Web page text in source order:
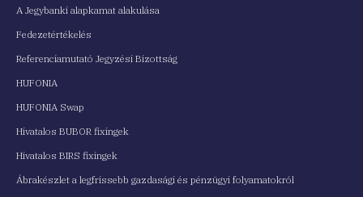
A Jegybanki alapkamat alakulása
Fedezetértékelés
Referenciamutató Jegyzési Bizottság
HUFONIA
HUFONIA Swap
Hivatalos BUBOR fixingek
Hivatalos BIRS fixingek
Ábrakészlet a legfrissebb gazdasági és pénzügyi folyamatokról